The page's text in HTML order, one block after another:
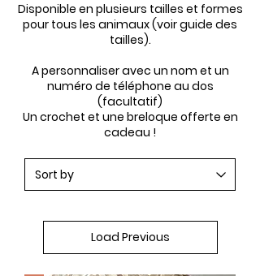
Disponible en plusieurs tailles et formes
pour tous les animaux (voir guide des
tailles).
A personnaliser avec un nom et un
numéro de téléphone au dos
(facultatif)
Un crochet et une breloque offerte en
cadeau !
Load Previous